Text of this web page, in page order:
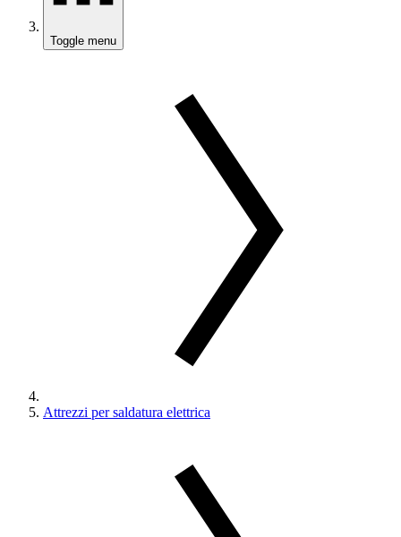
Toggle menu
Attrezzi per saldatura elettrica